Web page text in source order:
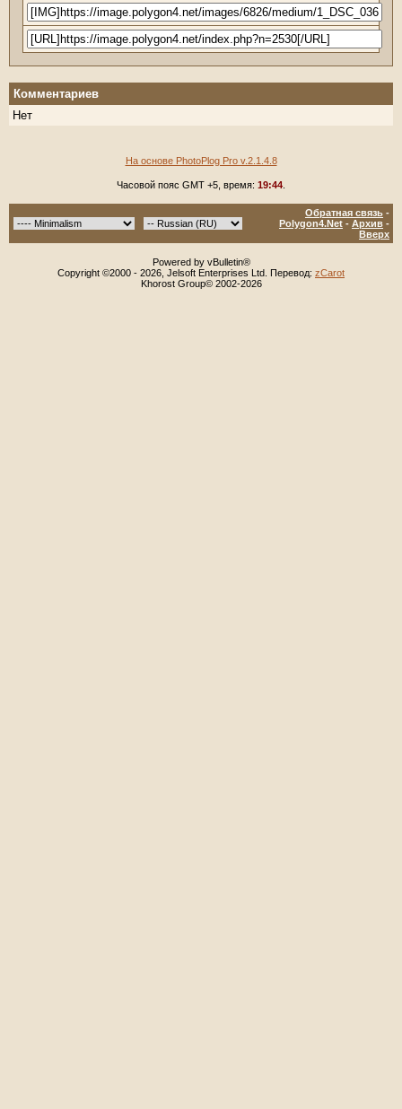
Комментариев
Нет
На основе PhotoPlog Pro v.2.1.4.8
Часовой пояс GMT +5, время: 19:44
Обратная связь -
Polygon4.Net - Архив -
Вверх
Powered by vBulletin®
Copyright ©2000 - 2026, Jelsoft Enterprises Ltd. Перевод: zCarot
Khorost Group© 2002-2026